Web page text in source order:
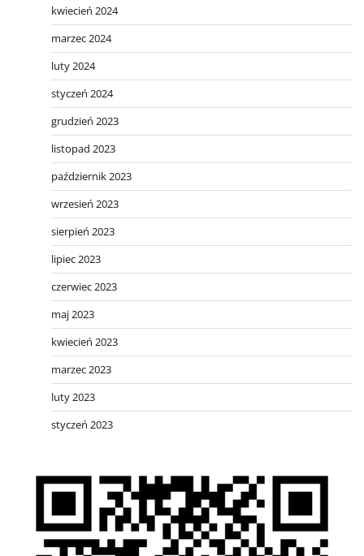
kwiecień 2024
marzec 2024
luty 2024
styczeń 2024
grudzień 2023
listopad 2023
październik 2023
wrzesień 2023
sierpień 2023
lipiec 2023
czerwiec 2023
maj 2023
kwiecień 2023
marzec 2023
luty 2023
styczeń 2023